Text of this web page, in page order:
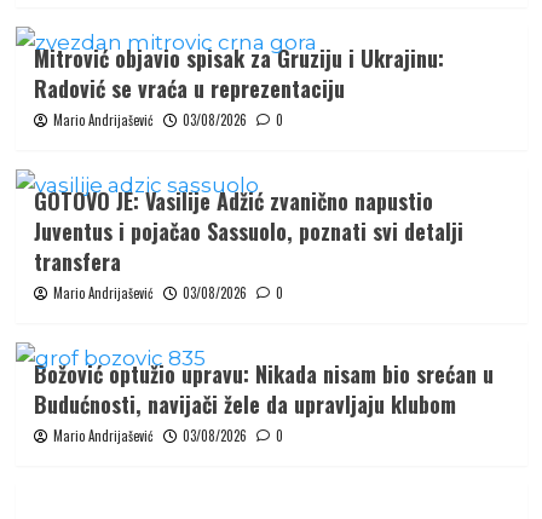
Mitrović objavio spisak za Gruziju i Ukrajinu:
Radović se vraća u reprezentaciju
Mario Andrijašević 03/08/2026 0
GOTOVO JE: Vasilije Adžić zvanično napustio
Juventus i pojačao Sassuolo, poznati svi detalji
transfera
Mario Andrijašević 03/08/2026 0
Božović optužio upravu: Nikada nisam bio srećan u
Budućnosti, navijači žele da upravljaju klubom
Mario Andrijašević 03/08/2026 0